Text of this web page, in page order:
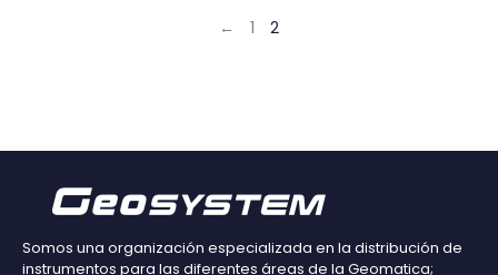
← 1 2
Somos una organización especializada en la distribución de
instrumentos para las diferentes áreas de la Geomatica;